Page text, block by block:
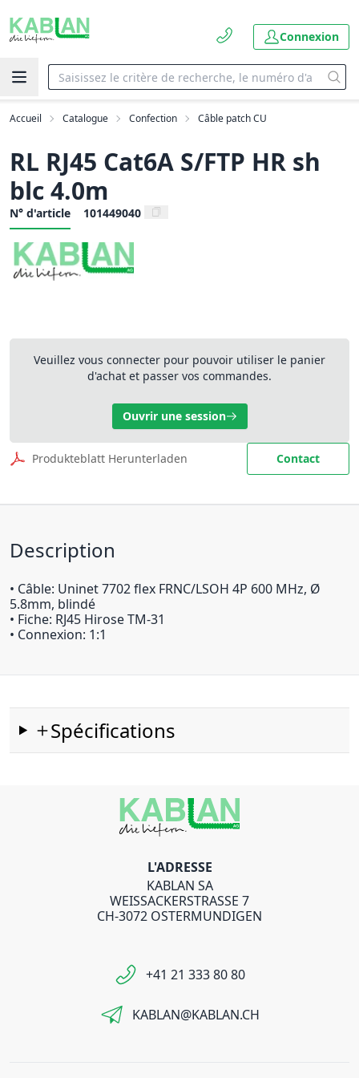
Connexion
Accueil Catalogue Confection Câble patch CU
RL RJ45 Cat6A S/FTP HR sh
blc 4.0m
N° d'article 101449040
Veuillez vous connecter pour pouvoir utiliser le panier
d'achat et passer vos commandes.
Ouvrir une session
Produkteblatt Herunterladen Contact
Description
• Câble: Uninet 7702 flex FRNC/LSOH 4P 600 MHz, Ø
5.8mm, blindé
• Fiche: RJ45 Hirose TM-31
• Connexion: 1:1
Spécifications
L'ADRESSE
KABLAN SA
WEISSACKERSTRASSE 7
CH-3072 OSTERMUNDIGEN
+41 21 333 80 80
KABLAN@KABLAN.CH